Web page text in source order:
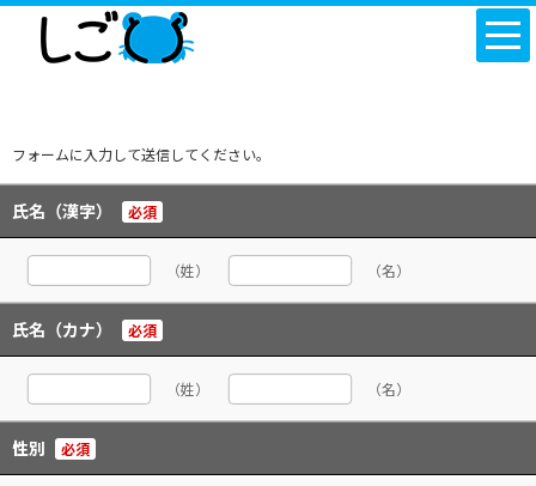
フォームに入力して送信してください。
氏名（漢字） 必須
（姓） （名）
氏名（カナ） 必須
（姓） （名）
性別 必須